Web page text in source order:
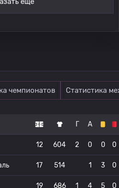
чемпионатов Статистика
Г А
12 604 2 0 0 0
17 514 1 3 0
19 686 1 4 5 0